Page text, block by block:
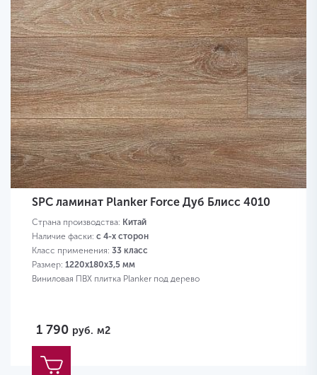
SPC ламинат Planker Force Дуб Блисс 4010
Страна производства: Китай
Наличие фаски: с 4-х сторон
Класс применения: 33 класс
Размер: 1220х180х3,5 мм
Виниловая ПВХ плитка Planker под дерево
1 790 руб. м2